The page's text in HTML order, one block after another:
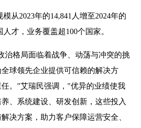
从2023年的14,841人增至2024年的
人才，业务覆盖超100个国家。
治格局面临着战争、动荡与冲突的挑
球领先企业提供可信赖的解决方
。"艾瑞民强调，"优异的业绩使我
、系统建设、研发创新，这些投入
决方案，助力客户保障运营安全、